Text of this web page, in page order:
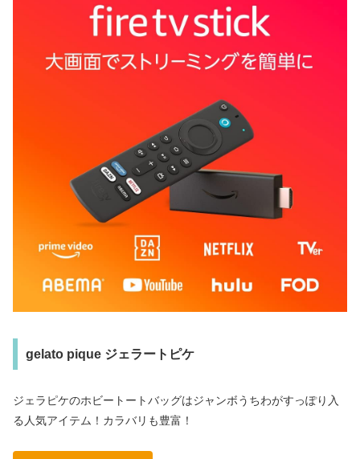
gelato pique ジェラートピケ
ジェラピケのホビートートバッグはジャンボうちわがすっぽり入
る人気アイテム！カラバリも豊富！